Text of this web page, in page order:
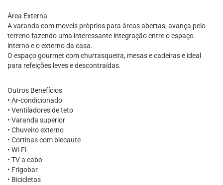
Área Externa
A varanda com moveis próprios para áreas abertas, avança pelo
terreno fazendo uma interessante integração entre o espaço
interno e o externo da casa.
O espaço gourmet com churrasqueira, mesas e cadeiras é ideal
para refeições leves e descontraídas.
Outros Benefícios
• Ar-condicionado
• Ventiladores de teto
• Varanda superior
• Chuveiro externo
• Cortinas com blecaute
• Wi-Fi
• TV a cabo
• Frigobar
• Bicicletas